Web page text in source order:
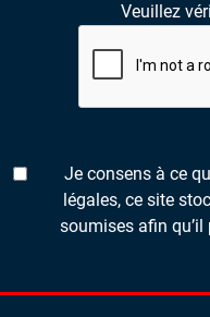
Veuillez
Je consens à ce
légales, ce site
soumises afin